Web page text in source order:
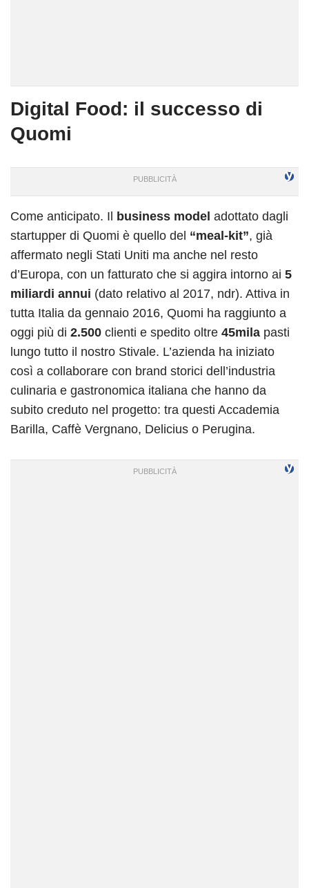
Digital Food: il successo di
Quomi
Come anticipato. Il business model adottato dagli
startupper di Quomi è quello del “meal-kit”, già
affermato negli Stati Uniti ma anche nel resto
d’Europa, con un fatturato che si aggira intorno ai 5
miliardi annui (dato relativo al 2017, ndr). Attiva in
tutta Italia da gennaio 2016, Quomi ha raggiunto a
oggi più di 2.500 clienti e spedito oltre 45mila pasti
lungo tutto il nostro Stivale. L’azienda ha iniziato
così a collaborare con brand storici dell’industria
culinaria e gastronomica italiana che hanno da
subito creduto nel progetto: tra questi Accademia
Barilla, Caffè Vergnano, Delicius o Perugina.